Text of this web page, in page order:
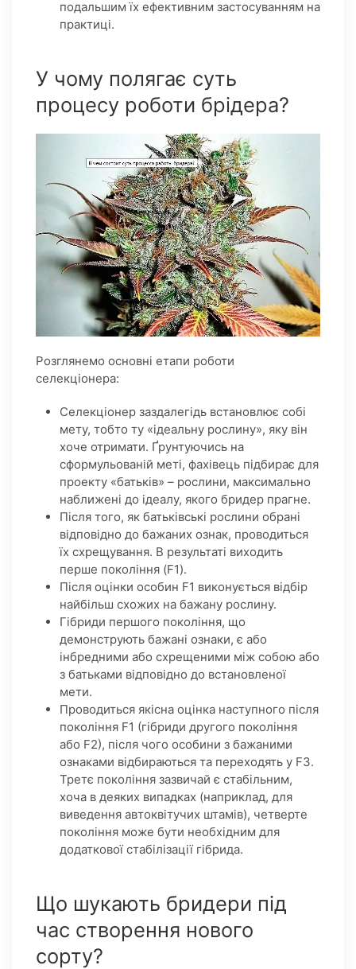
подальшим їх ефективним застосуванням на
практиці.
У чому полягає суть
процесу роботи брідера?
Розглянемо основні етапи роботи
селекціонера:
Селекціонер заздалегідь встановлює собі
мету, тобто ту «ідеальну рослину», яку він
хоче отримати. Ґрунтуючись на
сформульованій меті, фахівець підбирає для
проекту «батьків» – рослини, максимально
наближені до ідеалу, якого бридер прагне.
Після того, як батьківські рослини обрані
відповідно до бажаних ознак, проводиться
їх схрещування. В результаті виходить
перше покоління (F1).
Після оцінки особин F1 виконується відбір
найбільш схожих на бажану рослину.
Гібриди першого покоління, що
демонструють бажані ознаки, є або
інбредними або схрещеними між собою або
з батьками відповідно до встановленої
мети.
Проводиться якісна оцінка наступного після
покоління F1 (гібриди другого покоління
або F2), після чого особини з бажаними
ознаками відбираються та переходять у F3.
Третє покоління зазвичай є стабільним,
хоча в деяких випадках (наприклад, для
виведення автоквітучих штамів), четверте
покоління може бути необхідним для
додаткової стабілізації гібрида.
Що шукають бридери під
час створення нового
сорту?